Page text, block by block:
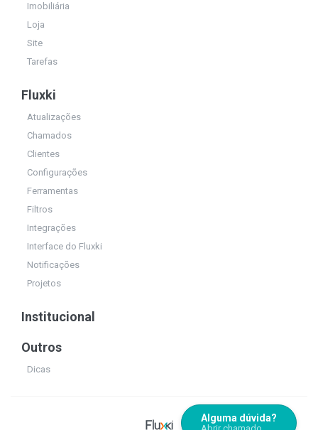
Imobiliária
Loja
Site
Tarefas
Fluxki
Atualizações
Chamados
Clientes
Configurações
Ferramentas
Filtros
Integrações
Interface do Fluxki
Notificações
Projetos
Institucional
Outros
Dicas
Alguma dúvida?